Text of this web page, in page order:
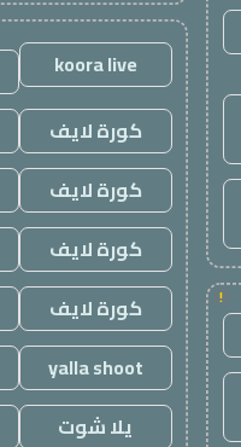
!
koora live
كورة لايف
كورة لايف
كورة لايف
كورة لايف
yalla shoot
يلا شوت